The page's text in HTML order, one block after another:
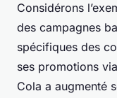
Considérons
des campagnes
spécifiques des
ses promotions
Cola a augmenté